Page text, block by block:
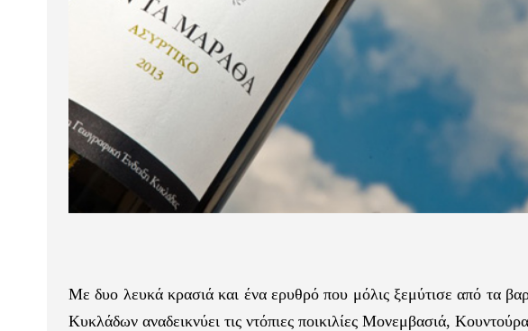
Με δυο λευκά κρασιά και ένα ερυθρό που μόλις ξεμύτισε από τα
Κυκλάδων αναδεικνύει τις ντόπιες ποικιλίες Μονεμβασιά,